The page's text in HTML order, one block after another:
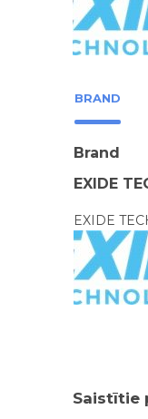
BRAND
Brand
EXIDE
EXIDE
Saistītie